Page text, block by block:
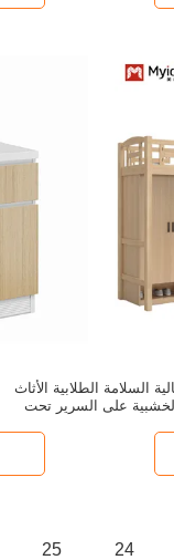
السلامة الطلابية الأثاث
على السرير تحت
24
25